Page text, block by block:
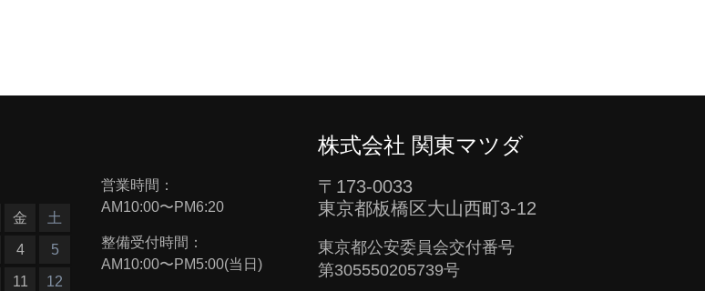
金
土
4
5
11
12
営業時間：
AM10:00〜PM6:20
整備受付時間：
AM10:00〜PM5:00(当日)
株式会社 関東マツダ
〒173-0033
東京都板橋区大山西町3-12
東京都公安委員会交付番号
第305550205739号